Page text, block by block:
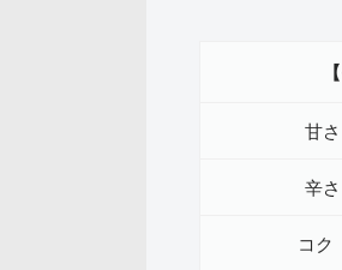
甘さ
辛さ
コク